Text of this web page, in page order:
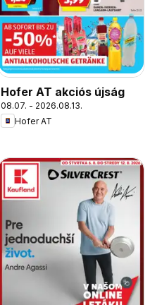
Hofer AT akciós újság
08.07. - 2026.08.13.
Hofer AT